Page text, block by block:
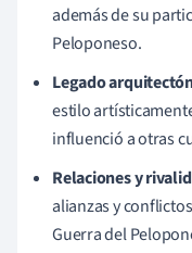
además de su
Peloponeso.
Legado
estilo
influenció a otras
Relaciones y
alianzas y
Guerra del